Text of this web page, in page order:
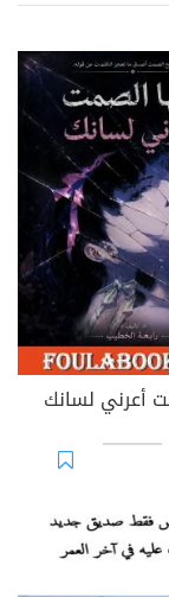
أعرني لسانك